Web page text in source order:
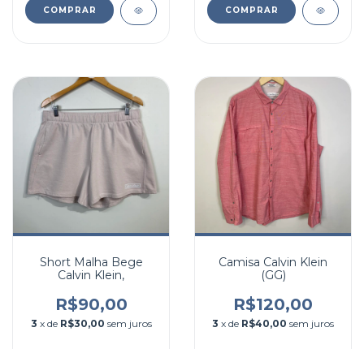
COMPRAR COMPRAR
Short Malha Bege
Calvin Klein,
R$90,00
3 x de R$30,00 sem juros
Camisa Calvin Klein
(GG)
R$120,00
3 x de R$40,00 sem juros